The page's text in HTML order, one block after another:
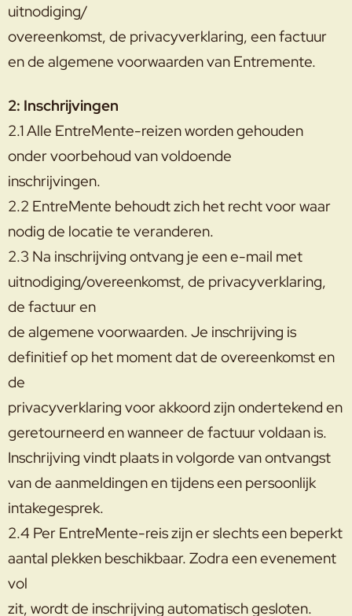
uitnodiging/
overeenkomst, de privacyverklaring, een factuur
en de algemene voorwaarden van Entremente.
2: Inschrijvingen
2.1 Alle EntreMente-reizen worden gehouden
onder voorbehoud van voldoende
inschrijvingen.
2.2 EntreMente behoudt zich het recht voor waar
nodig de locatie te veranderen.
2.3 Na inschrijving ontvang je een e-mail met
uitnodiging/overeenkomst, de privacyverklaring,
de factuur en
de algemene voorwaarden. Je inschrijving is
definitief op het moment dat de overeenkomst en
de
privacyverklaring voor akkoord zijn ondertekend en
geretourneerd en wanneer de factuur voldaan is.
Inschrijving vindt plaats in volgorde van ontvangst
van de aanmeldingen en tijdens een persoonlijk
intakegesprek.
2.4 Per EntreMente-reis zijn er slechts een beperkt
aantal plekken beschikbaar. Zodra een evenement
vol
zit, wordt de inschrijving automatisch gesloten.